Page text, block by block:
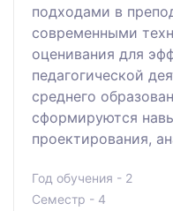
подходами в
современными
оценивания для
педагогической
среднего
сформируются
проектирования,
Год обучения - 2
Семестр - 4